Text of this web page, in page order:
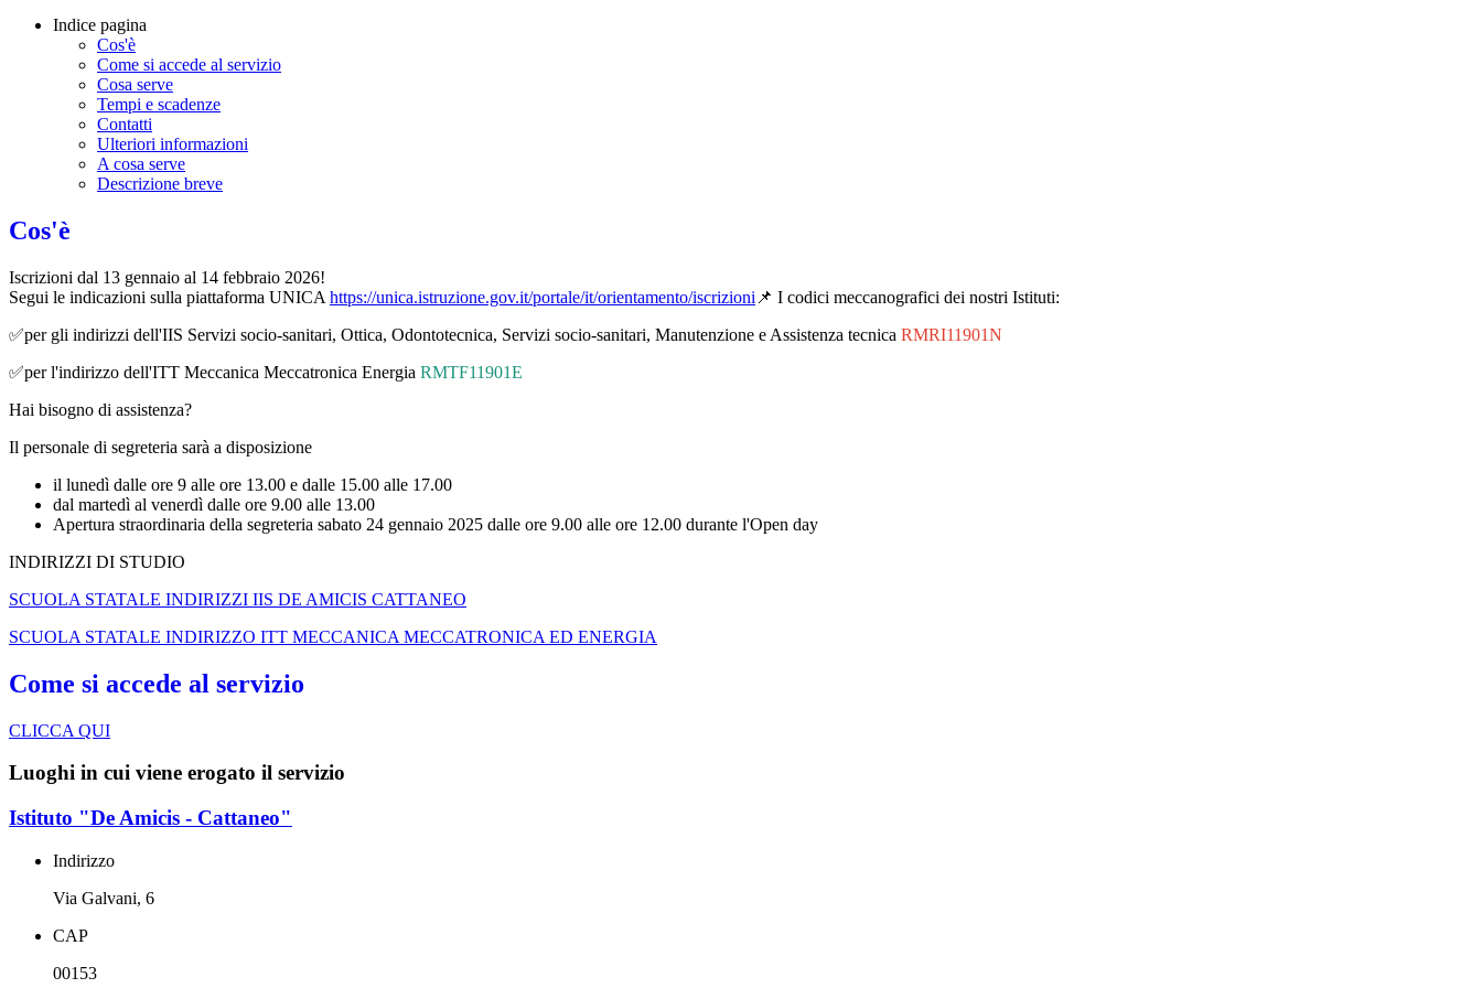
Indice pagina
Cos'è
Come si accede al servizio
Cosa serve
Tempi e scadenze
Contatti
Ulteriori informazioni
A cosa serve
Descrizione breve
Cos'è
Iscrizioni dal 13 gennaio al 14 febbraio 2026!
Segui le indicazioni sulla piattaforma UNICA https://unica.istruzione.gov.it/portale/it/orientamento/iscrizioni 📌 I codici meccanografici dei nostri Istituti:
✅per gli indirizzi dell'IIS Servizi socio-sanitari, Ottica, Odontotecnica, Servizi socio-sanitari, Manutenzione e Assistenza tecnica RMRI11901N
✅per l'indirizzo dell'ITT Meccanica Meccatronica Energia RMTF11901E
Hai bisogno di assistenza?
Il personale di segreteria sarà a disposizione
il lunedì dalle ore 9 alle ore 13.00 e dalle 15.00 alle 17.00
dal martedì al venerdì dalle ore 9.00 alle 13.00
Apertura straordinaria della segreteria sabato 24 gennaio 2025 dalle ore 9.00 alle ore 12.00 durante l'Open day
INDIRIZZI DI STUDIO
SCUOLA STATALE INDIRIZZI IIS DE AMICIS CATTANEO
SCUOLA STATALE INDIRIZZO ITT MECCANICA MECCATRONICA ED ENERGIA
Come si accede al servizio
CLICCA QUI
Luoghi in cui viene erogato il servizio
Istituto "De Amicis - Cattaneo"
Indirizzo
Via Galvani, 6
CAP
00153